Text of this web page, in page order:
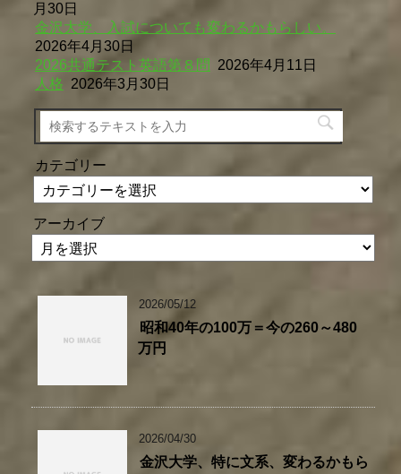
月30日
金沢大学、入試についても変わるかもらしい。
2026年4月30日
2026共通テスト英語第８問
2026年4月11日
人格 2026年3月30日
カテゴリー
アーカイブ
2026/05/12
昭和40年の100万＝今の260～480
万円
2026/04/30
金沢大学、特に文系、変わるかもら